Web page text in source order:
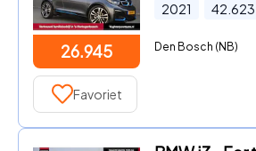
26.945
2021 42.623
Den Bosch (NB)
Favoriet